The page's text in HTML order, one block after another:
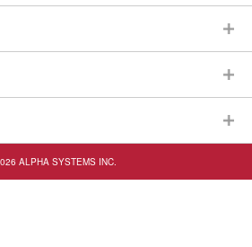
ALPHA SYSTEMS INC.